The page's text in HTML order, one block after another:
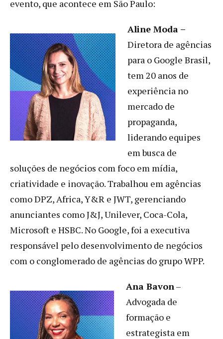
evento, que acontece em São Paulo:
Aline Moda –
Diretora de agências
para o Google Brasil,
tem 20 anos de
experiência no
mercado de
propaganda,
liderando equipes
em busca de
soluções de negócios com foco em mídia,
criatividade e inovação. Trabalhou em agências
como DPZ, Africa, Y&R e JWT, gerenciando
anunciantes como J&J, Unilever, Coca-Cola,
Microsoft e HSBC. No Google, foi a executiva
responsável pelo desenvolvimento de negócios
com o conglomerado de agências do grupo WPP.
Ana Bavon–
Advogada de
formação e
estrategista em